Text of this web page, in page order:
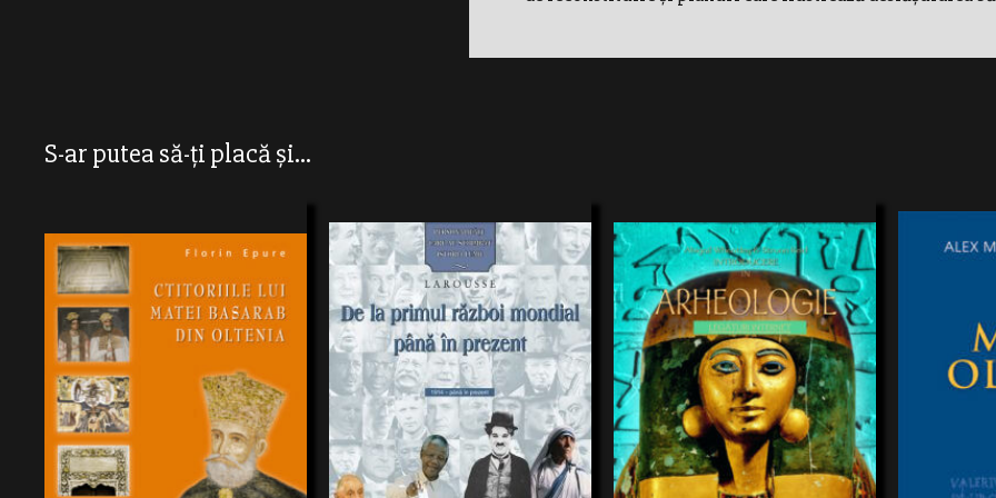
S-ar putea să-ți placă și...
“Ctitoriile lui Matei Basarab din Oltenia”,
întocmită de doctorul înistorie Florin Epure,
este o lucrare ştiinţifică care, în urma
unorcercetări de arhivă şi de teren
ACEASTA COLECTIE ISI PROPUNE SA
Această nouă carte minunată oferă o privire
proaspătă şi incitantă înfascinanta lume a
arheologiei. Exploraţi câteva dintre cele mai
celebresituri arheologice din lume şi aflaţi
Episcopia
societăţile